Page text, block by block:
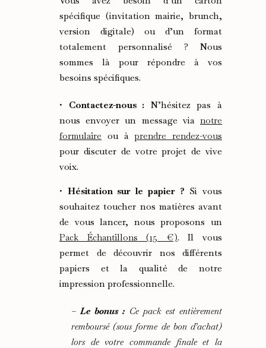
spécifique (invitation mairie, brunch,
version digitale) ou d’un format
totalement personnalisé ? Nous
sommes là pour répondre à vos
besoins spécifiques.
• Contactez-nous : N’hésitez pas à
nous envoyer un message via notre
formulaire ou àprendre rendez-vous
pour discuter de votre projet de vive
voix.
• Hésitation sur le papier ? Si vous
souhaitez toucher nos matières avant
de vous lancer, nous proposons un
Pack Échantillons (15 €). Il vous
permet de découvrir nos différents
papiers et la qualité de notre
impression professionnelle.
–Le bonus : Ce pack est entièrement
remboursé (sous forme de bon d’achat)
lors de votre commande finale et la